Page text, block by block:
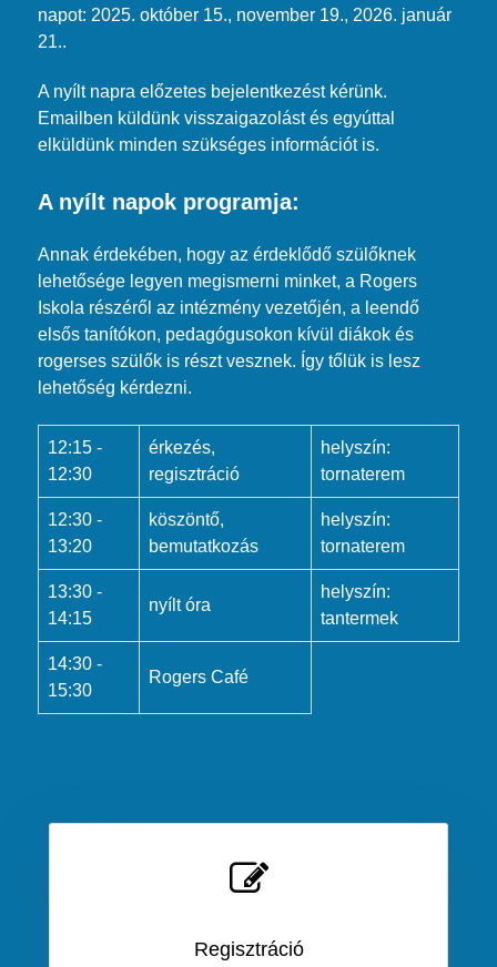
napot: 2025. október 15., november 19., 2026. január
21..
A nyílt napra előzetes bejelentkezést kérünk.
Emailben küldünk visszaigazolást és egyúttal
elküldünk minden szükséges információt is.
A nyílt napok programja:
Annak érdekében, hogy az érdeklődő szülőknek
lehetősége legyen megismerni minket, a Rogers
Iskola részéről az intézmény vezetőjén, a leendő
elsős tanítókon, pedagógusokon kívül diákok és
rogerses szülők is részt vesznek. Így tőlük is lesz
lehetőség kérdezni.
12:15 -
12:30
érkezés,
regisztráció
helyszín:
tornaterem
12:30 -
13:20
köszöntő,
bemutatkozás
helyszín:
tornaterem
13:30 -
14:15
nyílt óra
helyszín:
tantermek
14:30 -
15:30
Rogers Café
Regisztráció